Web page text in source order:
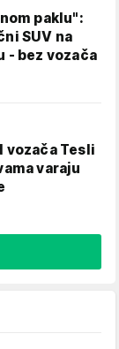
paklu":
SUV na
- bez vozača
vozača Tesli
varaju